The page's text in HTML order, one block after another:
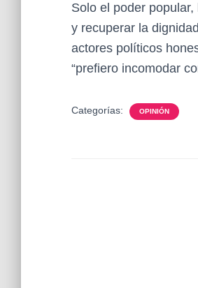
Solo el poder
y recuperar la
actores políticos
“prefiero incomodar
Categorías: OPINIÓN